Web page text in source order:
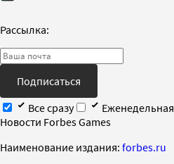
Рассылка:
Подписаться
Все сразу
Еженедельная
Новости Forbes Games
Наименование издания: forbes.ru